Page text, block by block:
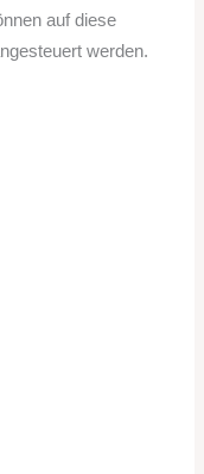
auf diese
werden.